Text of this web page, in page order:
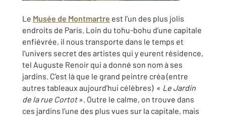
Le Musée de Montmartre est l’un des plus jolis
endroits de Paris. Loin du tohu-bohu d’une capitale
enfiévrée, il nous transporte dans le temps et
l’univers secret des artistes qui y eurent résidence,
tel Auguste Renoir qui a donné son nom à ses
jardins. C’est là que le grand peintre créa (entre
autres tableaux aujourd’hui célèbres) « Le Jardin
de la rue Cortot». Outre le calme, on trouve dans
ces jardins l’une des plus vues sur la capitale, mais